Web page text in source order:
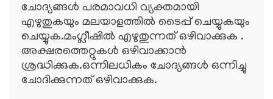
ചോദ്യങ്ങള്‍ പരമാവധി വ്യക്തമായി
എഴുതുകയും മലയാളത്തില്‍ ടൈപ്പ് ചെയ്യുകയും
ചെയ്യുക.മംഗ്ലീഷില്‍ എഴുതുന്നത് ഒഴിവാക്കുക .
അക്ഷരത്തെറ്റുകള്‍ ഒഴിവാക്കാന്‍
ശ്രദ്ധിക്കുക.ഒന്നിലധികം ചോദ്യങ്ങള്‍ ഒന്നിച്ചു
ചോദിക്കുന്നത് ഒഴിവാക്കുക.